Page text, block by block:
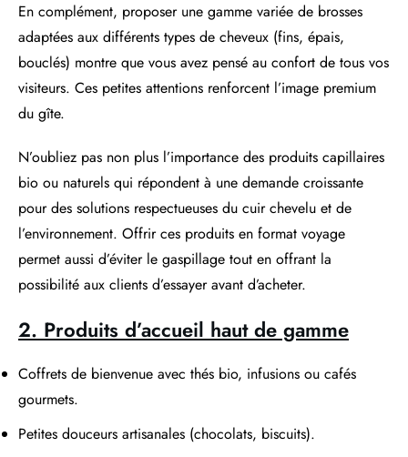
En complément, proposer une gamme variée de brosses
adaptées aux différents types de cheveux (fins, épais,
bouclés) montre que vous avez pensé au confort de tous vos
visiteurs. Ces petites attentions renforcent l’image premium
du gîte.
N’oubliez pas non plus l’importance des produits capillaires
bio ou naturels qui répondent à une demande croissante
pour des solutions respectueuses du cuir chevelu et de
l’environnement. Offrir ces produits en format voyage
permet aussi d’éviter le gaspillage tout en offrant la
possibilité aux clients d’essayer avant d’acheter.
2. Produits d’accueil haut de gamme
Coffrets de bienvenue avec thés bio, infusions ou cafés
gourmets.
Petites douceurs artisanales (chocolats, biscuits).